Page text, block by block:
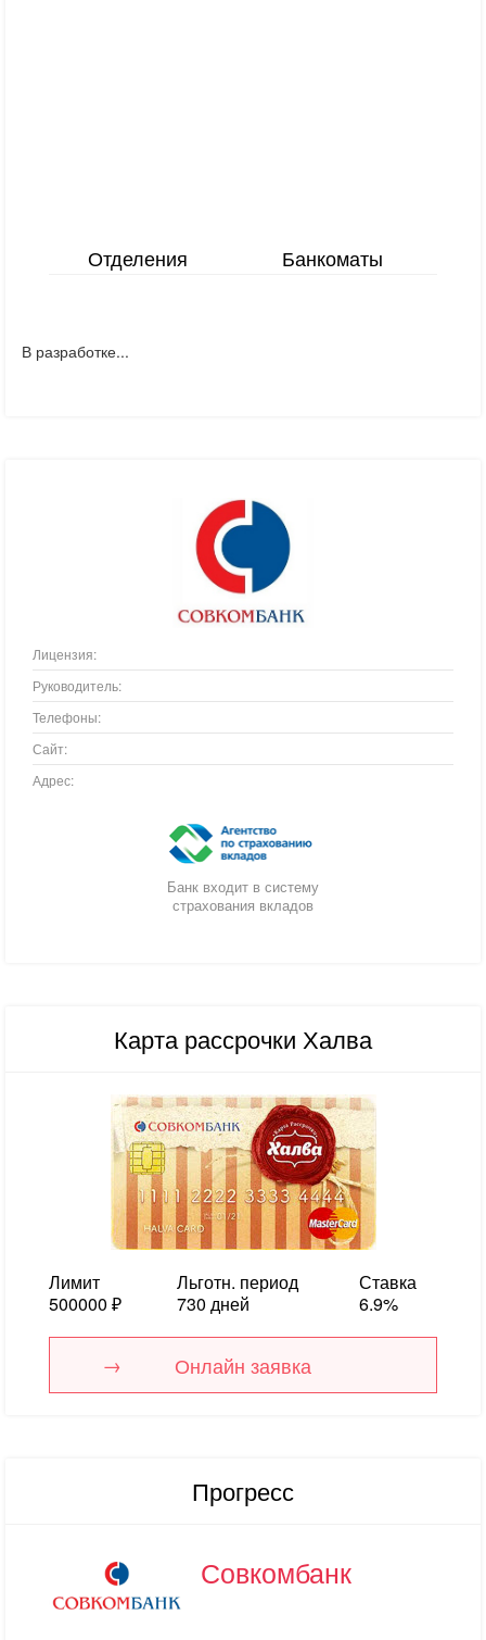
Отделения Банкоматы
В разработке...
Лицензия:
Руководитель:
Телефоны:
Сайт:
Адрес:
Банк входит в систему
страхования вкладов
Карта рассрочки Халва
Лимит
500000 ₽
Льготн. период
730 дней
Ставка
6.9%
Онлайн заявка
Прогресс
Совкомбанк